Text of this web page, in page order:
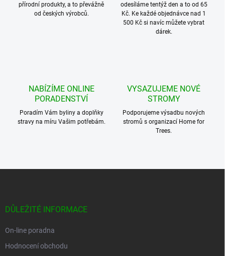
přírodní produkty, a to převážně
od českých výrobců.
odesíláme tentýž den a to od 65
Kč. Ke každé objednávce nad 1
500 Kč si navíc můžete vybrat
dárek.
NABÍZÍME ONLINE
PORADENSTVÍ
Poradím Vám byliny a doplňky
stravy na míru Vašim potřebám.
VYSAZUJEME NOVÉ
STROMY
Podporujeme výsadbu nových
stromů s organizací Home for
Trees.
DŮLEŽITÉ INFORMACE
On-line poradna
Hodnocení obchodu